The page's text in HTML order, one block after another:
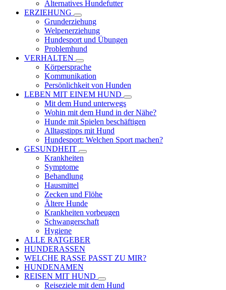
Alternatives Hundefutter
ERZIEHUNG
Grunderziehung
Welpenerziehung
Hundesport und Übungen
Problemhund
VERHALTEN
Körpersprache
Kommunikation
Persönlichkeit von Hunden
LEBEN MIT EINEM HUND
Mit dem Hund unterwegs
Wohin mit dem Hund in der Nähe?
Hunde mit Spielen beschäftigen
Alltagstipps mit Hund
Hundesport: Welchen Sport machen?
GESUNDHEIT
Krankheiten
Symptome
Behandlung
Hausmittel
Zecken und Flöhe
Ältere Hunde
Krankheiten vorbeugen
Schwangerschaft
Hygiene
ALLE RATGEBER
HUNDERASSEN
WELCHE RASSE PASST ZU MIR?
HUNDENAMEN
REISEN MIT HUND
Reiseziele mit dem Hund